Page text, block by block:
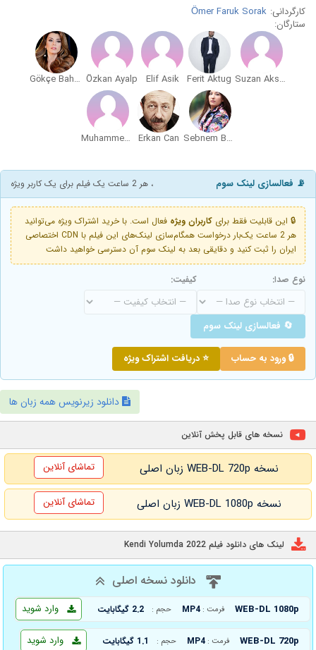
کارگردانی: Ömer Faruk Sorak
ستارگان:
Suzan Aksoy
Ferit Aktug
Elif Asik
Özkan Ayalp
Gökçe Bahadir
Sebnem Bozoklu
Erkan Can
Muhammed Cangören
📡 فعالسازی لینک سوم ، هر 2 ساعت یک فیلم برای یک کاربر ویژه
🔒 این قابلیت فقط برای کاربران ویژه فعال است. با خرید اشتراک ویژه می‌توانید
هر 2 ساعت یک‌بار درخواست همگام‌سازی لینک‌های این فیلم با CDN اختصاصی
ایران را ثبت کنید و دقایقی بعد به لینک سوم آن دسترسی خواهید داشت
نوع صدا: کیفیت:
🔄 فعالسازی لینک سوم
🔒 ورود به حساب ⭐ دریافت اشتراک ویژه
دانلود زیرنویس همه زبان ها
نسخه های قابل پخش آنلاین
نسخه WEB-DL 720p زبان اصلی تماشای آنلاین
نسخه WEB-DL 1080p زبان اصلی تماشای آنلاین
لینک های دانلود فیلم Kendi Yolumda 2022
دانلود نسخه اصلی
WEB-DL 1080p فرمت : MP4 حجم : 2.2 گیگابایت وارد شوید
WEB-DL 720p فرمت : MP4 حجم : 1.1 گیگابایت وارد شوید